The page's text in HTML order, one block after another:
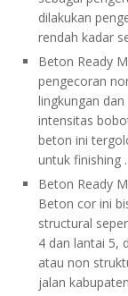
dilakukan
rendah kadar
Beton Ready
pengecoran
lingkungan
intensitas
beton ini
untuk finishing .
Beton Ready
Beton cor ini
structural
4 dan lantai 5,
atau non
jalan